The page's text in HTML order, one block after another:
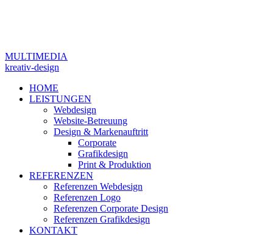
MULTIMEDIA
kreativ-design
HOME
LEISTUNGEN
Webdesign
Website-Betreuung
Design & Markenauftritt
Corporate
Grafikdesign
Print & Produktion
REFERENZEN
Referenzen Webdesign
Referenzen Logo
Referenzen Corporate Design
Referenzen Grafikdesign
KONTAKT